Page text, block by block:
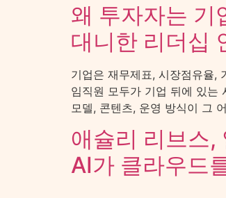
왜 투자자는 기
대니한 리더십
기업은 재무제표, 시장점유율,
임직원 모두가 기업 뒤에 있는
모델, 콘텐츠, 운영 방식이 그
애슐리 리브스,
AI가 클라우드